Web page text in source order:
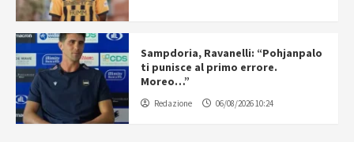
Sampdoria, Ravanelli: “Pohjanpalo
ti punisce al primo errore.
Moreo…”
Redazione 06/08/2026 10:24